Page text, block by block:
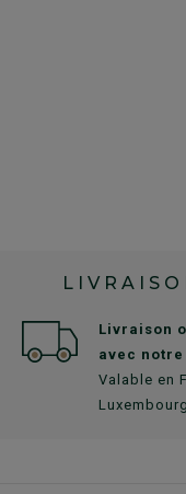
Livraison
avec
Valable en
Luxembourg.